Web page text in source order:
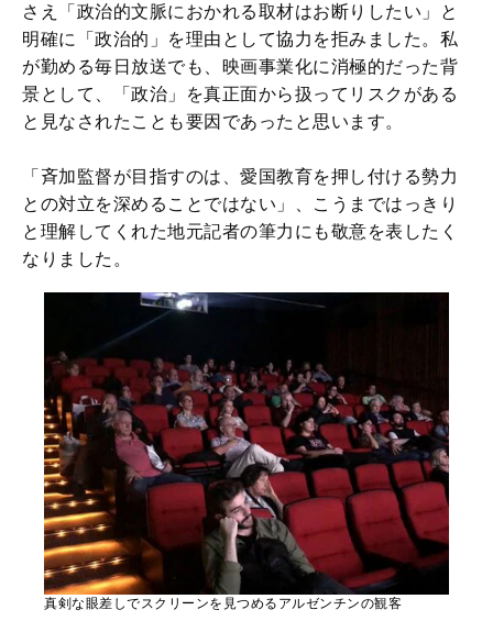
さえ「政治的文脈におかれる取材はお断りしたい」と
明確に「政治的」を理由として協力を拒みました。私
が勤める毎日放送でも、映画事業化に消極的だった背
景として、「政治」を真正面から扱ってリスクがある
と見なされたことも要因であったと思います。
「斉加監督が目指すのは、愛国教育を押し付ける勢力
との対立を深めることではない」、こうまではっきり
と理解してくれた地元記者の筆力にも敬意を表したく
なりました。
真剣な眼差しでスクリーンを見つめるアルゼンチンの観客